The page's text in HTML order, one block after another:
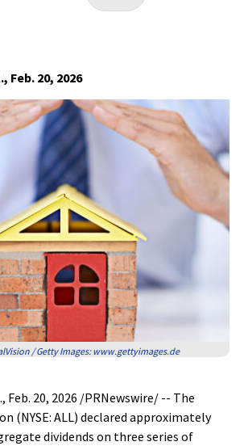
Feb. 20, 2026
/ Getty Images: www.gettyimages.de
, Feb. 20, 2026 /PRNewswire/ -- The
(NYSE: ALL) declared approximately
dividends on three series of